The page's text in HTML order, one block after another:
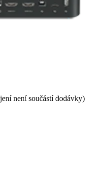
není součástí dodávky)